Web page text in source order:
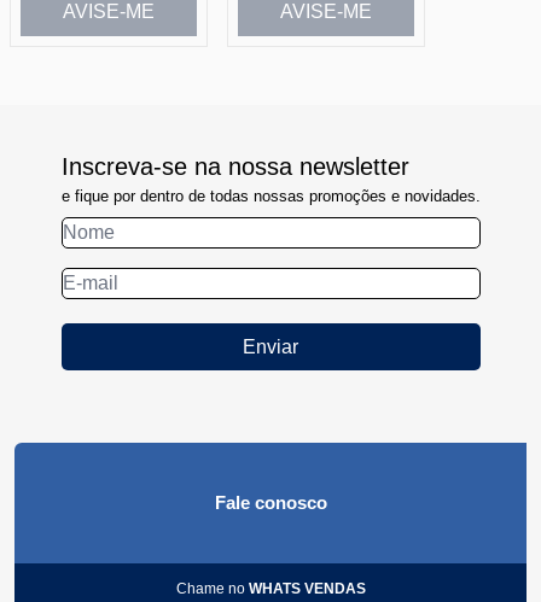
AVISE-ME AVISE-ME
Inscreva-se na nossa newsletter
e fique por dentro de todas nossas promoções e novidades.
Enviar
Fale conosco
Chame no WHATS VENDAS